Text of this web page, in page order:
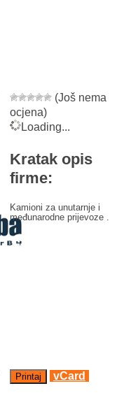
(Još nema
ocjena)
Loading...
Kratak opis
firme:
Kamioni za unutarnje i
međunarodne prijevoze .
WhatsApp
Printaj vCard